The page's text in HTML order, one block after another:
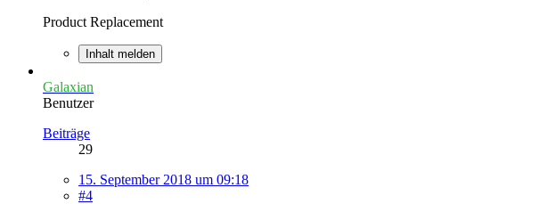
Product Replacement
Inhalt melden
Galaxian
Benutzer
Beiträge
29
15. September 2018 um 09:18
#4